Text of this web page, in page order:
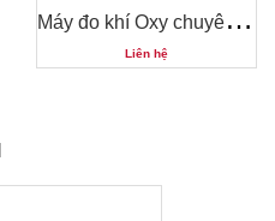
M
áy đo khí Oxy chuyên nghiệp AR8100
Liên hệ